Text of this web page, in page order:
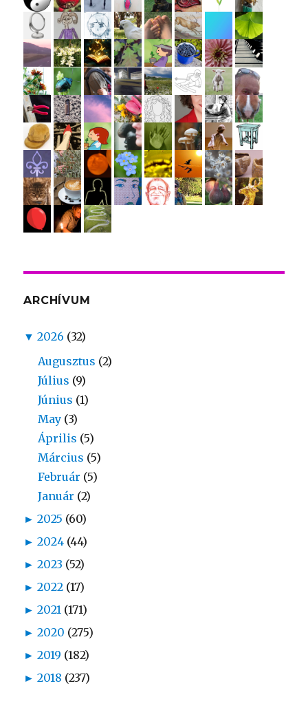
ARCHÍVUM
▼ 2026 (32)
Augusztus (2)
Július (9)
Június (1)
May (3)
Április (5)
Március (5)
Február (5)
Január (2)
► 2025 (60)
► 2024 (44)
► 2023 (52)
► 2022 (17)
► 2021 (171)
► 2020 (275)
► 2019 (182)
► 2018 (237)